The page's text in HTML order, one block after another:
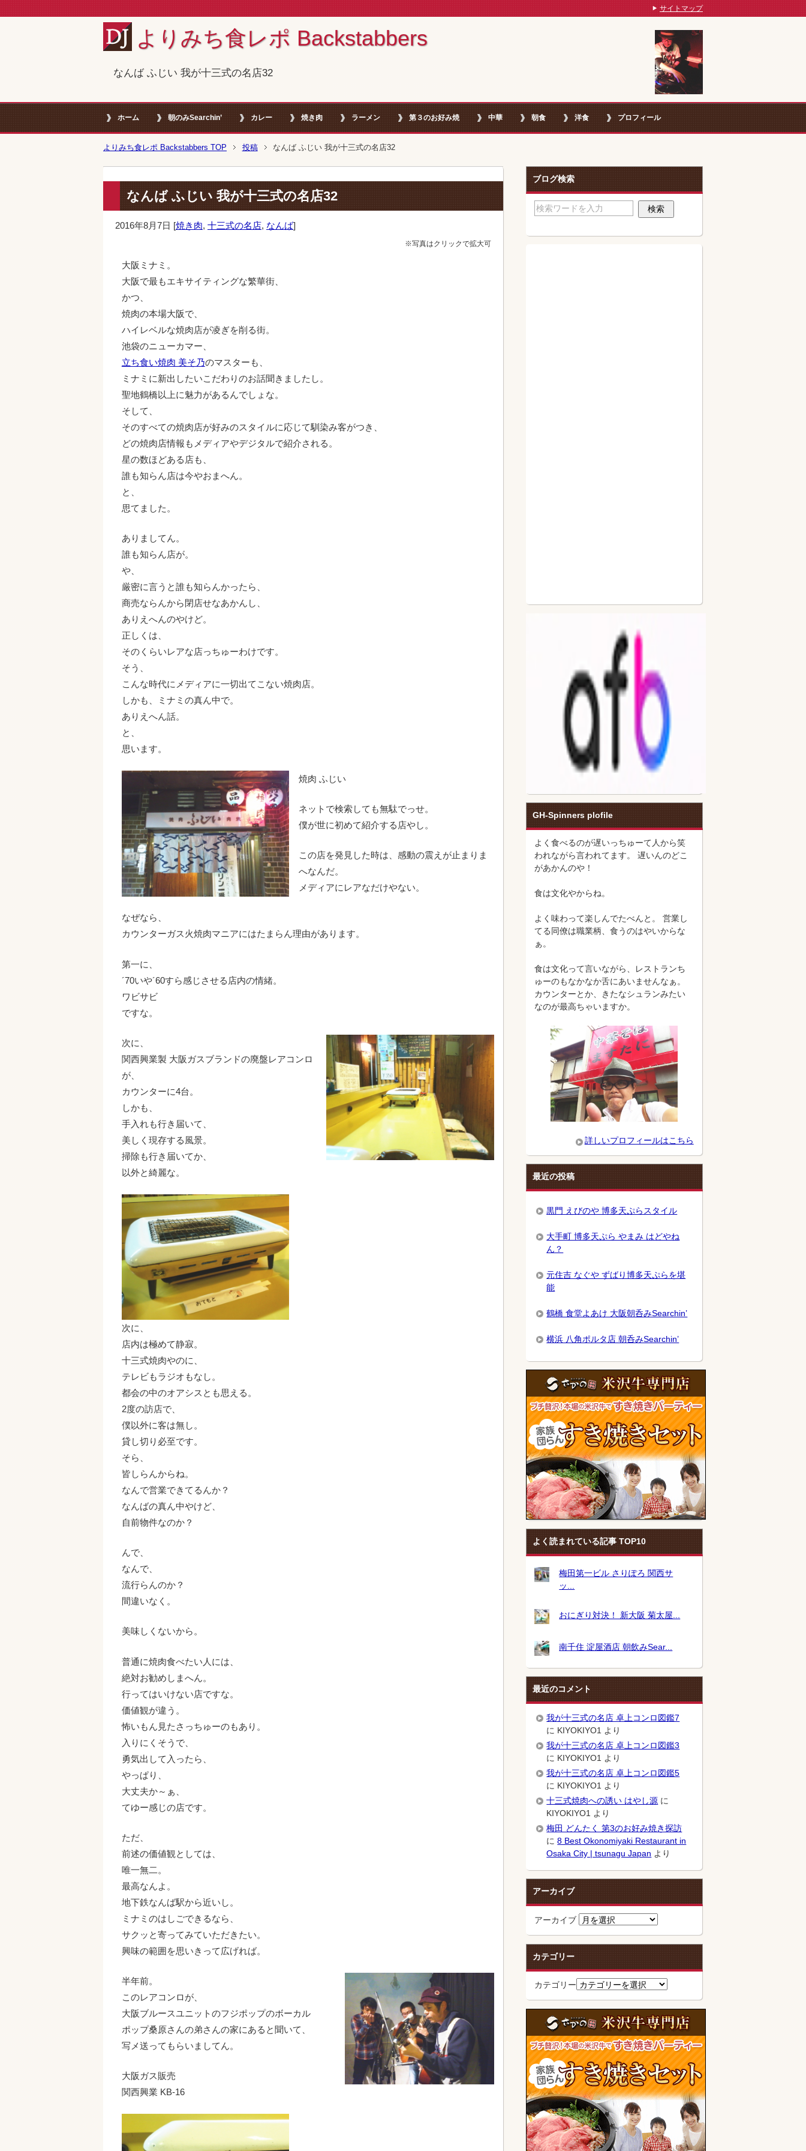
よりみち食レポ Backstabbers
なんば ふじい 我が十三式の名店32
ホーム 朝のみSearchin’ カレー 焼き肉 ラーメン 第３のお好み焼 中華 朝食 洋食 プロフィール
よりみち食レポ Backstabbers TOP 投稿 なんば ふじい 我が十三式の名店32
なんば ふじい 我が十三式の名店32
2016年8月7日 [焼き肉, 十三式の名店, なんば]
※写真はクリックで拡大可
大阪ミナミ。
大阪で最もエキサイティングな繁華街、
かつ、
焼肉の本場大阪で、
ハイレベルな焼肉店が凌ぎを削る街。
池袋のニューカマー、
立ち食い焼肉 美そ乃のマスターも、
ミナミに新出したいこだわりのお話聞きましたし。
聖地鶴橋以上に魅力があるんでしょな。
そして、
そのすべての焼肉店が好みのスタイルに応じて馴染み客がつき、
どの焼肉店情報もメディアやデジタルで紹介される。
星の数ほどある店も、
誰も知らん店は今やおまへん。
と、
思てました。
ありましてん。
誰も知らん店が。
や、
厳密に言うと誰も知らんかったら、
商売ならんから閉店せなあかんし、
ありえへんのやけど。
正しくは、
そのくらいレアな店っちゅーわけです。
そう、
こんな時代にメディアに一切出てこない焼肉店。
しかも、ミナミの真ん中で。
ありえへん話。
と、
思います。
焼肉 ふじい
ネットで検索しても無駄でっせ。
僕が世に初めて紹介する店やし。
この店を発見した時は、感動の震えが止まりま
へなんだ。
メディアにレアなだけやない。
なぜなら、
カウンターガス火焼肉マニアにはたまらん理由があります。
第一に、
´70いや´60すら感じさせる店内の情緒。
ワビサビ
ですな。
次に、
関西興業製 大阪ガスブランドの廃盤レアコンロ
が、
カウンターに4台。
しかも、
手入れも行き届いて、
美しく現存する風景。
掃除も行き届いてか、
以外と綺麗な。
次に、
店内は極めて静寂。
十三式焼肉やのに、
テレビもラジオもなし。
都会の中のオアシスとも思える。
2度の訪店で、
僕以外に客は無し。
貸し切り必至です。
そら、
皆しらんからね。
なんで営業できてるんか？
なんばの真ん中やけど、
自前物件なのか？
んで、
なんで、
流行らんのか？
間違いなく。
美味しくないから。
普通に焼肉食べたい人には、
絶対お勧めしまへん。
行ってはいけない店ですな。
価値観が違う。
怖いもん見たさっちゅーのもあり。
入りにくそうで、
勇気出して入ったら、
やっぱり、
大丈夫か～ぁ、
てゆー感じの店です。
ただ、
前述の価値観としては、
唯一無二。
最高なんよ。
地下鉄なんば駅から近いし。
ミナミのはしごできるなら、
サクッと寄ってみていただきたい。
興味の範囲を思いきって広げれば。
半年前。
このレアコンロが、
大阪ブルースユニットのフジポップのボーカル
ポップ桑原さんの弟さんの家にあると聞いて、
写メ送ってもらいましてん。
大阪ガス販売
関西興業 KB-16
ブログ検索
GH-Spinners plofile
よく食べるのが遅いっちゅーて人から笑
われながら言われてます。 遅いんのどこ
があかんのや！
食は文化やからね。
よく味わって楽しんでたべんと。 営業し
てる同僚は職業柄、食うのはやいからな
ぁ。
食は文化って言いながら、レストランち
ゅーのもなかなか舌にあいませんなぁ。
カウンターとか、きたなシュランみたい
なのが最高ちゃいますか。
詳しいプロフィールはこちら
最近の投稿
黒門 えびのや 博多天ぷらスタイル
大手町 博多天ぷら やまみ はどやね
ん？
元住吉 なぐや ずばり博多天ぷらを堪
能
鶴橋 食堂よあけ 大阪朝呑みSearchin’
横浜 八角ポルタ店 朝呑みSearchin’
よく読まれている記事 TOP10
梅田第一ビル さりぽろ 関西サ
ッ...
おにぎり対決！ 新大阪 菊太屋...
南千住 淀屋酒店 朝飲みSear...
最近のコメント
我が十三式の名店 卓上コンロ図鑑7
に KIYOKIYO1 より
我が十三式の名店 卓上コンロ図鑑3
に KIYOKIYO1 より
我が十三式の名店 卓上コンロ図鑑5
に KIYOKIYO1 より
十三式焼肉への誘い はやし源 に
KIYOKIYO1 より
梅田 どんたく 第3のお好み焼き探訪
に8 Best Okonomiyaki Restaurant in
Osaka City | tsunagu Japan より
アーカイブ
アーカイブ
カテゴリー
カテゴリー
サイトマップ